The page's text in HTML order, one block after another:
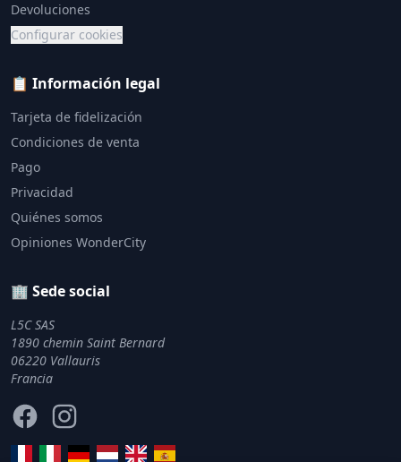
Devoluciones
Configurar cookies
📋 Información legal
Tarjeta de fidelización
Condiciones de venta
Pago
Privacidad
Quiénes somos
Opiniones WonderCity
🏢 Sede social
L5C SAS
1890 chemin Saint Bernard
06220 Vallauris
Francia
FacebookInstagram